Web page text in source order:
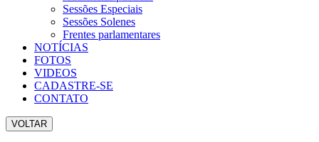
Sessões Especiais
Sessões Solenes
Frentes parlamentares
NOTÍCIAS
FOTOS
VIDEOS
CADASTRE-SE
CONTATO
VOLTAR